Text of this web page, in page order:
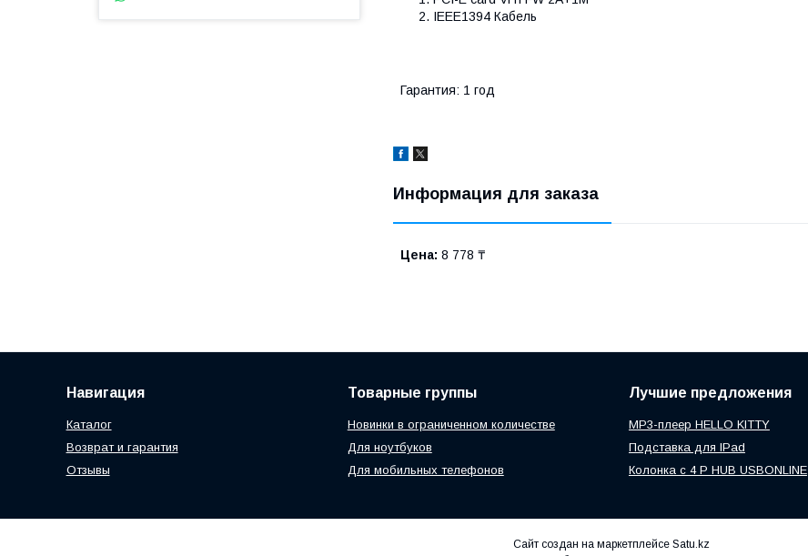
IEEE1394 Кабель
Гарантия: 1 год
Информация для заказа
Цена: 8 778 ₸
Навигация
Каталог
Возврат и гарантия
Отзывы
Товарные группы
Новинки в ограниченном количестве
Для ноутбуков
Для мобильных телефонов
Лучшие предложения
MP3-плеер HELLO KITTY
Подставка для IPad
Колонка с 4 P HUB USBONLINE
Сайт создан на маркетплейсе Satu.kz